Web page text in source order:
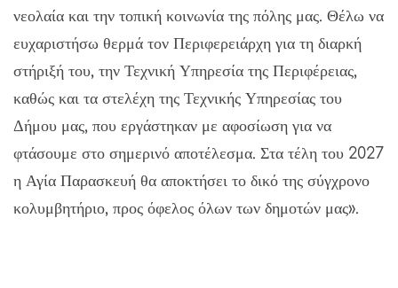
νεολαία και την τοπική κοινωνία της πόλης μας. Θέλω να
ευχαριστήσω θερμά τον Περιφερειάρχη για τη διαρκή
στήριξή του, την Τεχνική Υπηρεσία της Περιφέρειας,
καθώς και τα στελέχη της Τεχνικής Υπηρεσίας του
Δήμου μας, που εργάστηκαν με αφοσίωση για να
φτάσουμε στο σημερινό αποτέλεσμα. Στα τέλη του 2027
η Αγία Παρασκευή θα αποκτήσει το δικό της σύγχρονο
κολυμβητήριο, προς όφελος όλων των δημοτών μας».